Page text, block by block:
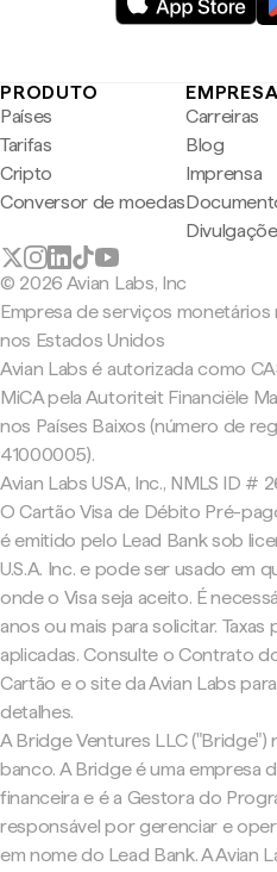
PRODUTO
Países
Tarifas
Cripto
Conversor de moedas
EMPRESA
Carreiras
Blog
Imprensa
© 2026 Avian Labs, Inc
Empresa de serviços monetários
nos Estados Unidos
Avian Labs é autorizada como
MiCA pela Autoriteit Financiële
nos Países Baixos (número de
41000005).
Avian Labs USA, Inc., NMLS ID #
O Cartão Visa de Débito Pré-
é emitido pelo Lead Bank sob
U.S.A. Inc. e pode ser usado em
onde o Visa seja aceito. É
anos ou mais para solicitar. Taxas
aplicadas. Consulte o Contrato
Cartão e o site da Avian Labs
detalhes.
A Bridge Ventures LLC ("Bridge")
banco. A Bridge é uma empresa
financeira e é a Gestora do
responsável por gerenciar e
em nome do Lead Bank. A Avian